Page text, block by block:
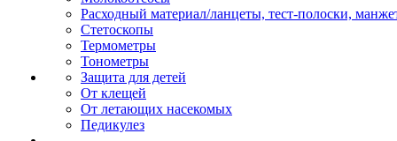
Расходный материал/ланцеты, тест-полоски,
Стетоскопы
Термометры
Тонометры
Защита для детей
От клещей
От летающих насекомых
Педикулез